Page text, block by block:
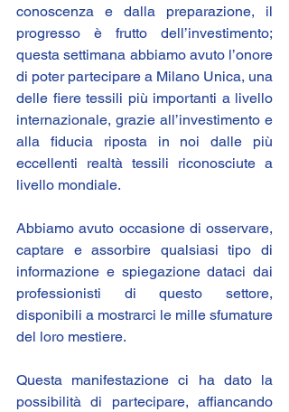
conoscenza e dalla preparazione, il
progresso è frutto dell’investimento;
questa settimana abbiamo avuto l’onore
di poter partecipare a Milano Unica, una
delle fiere tessili più importanti a livello
internazionale, grazie all’investimento e
alla fiducia riposta in noi dalle più
eccellenti realtà tessili riconosciute a
livello mondiale.
Abbiamo avuto occasione di osservare,
captare e assorbire qualsiasi tipo di
informazione e spiegazione dataci dai
professionisti di questo settore,
disponibili a mostrarci le mille sfumature
del loro mestiere.
Questa manifestazione ci ha dato la
possibilità di partecipare, affiancando